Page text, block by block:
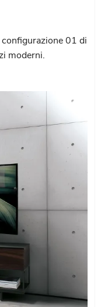
01 di
moderni.